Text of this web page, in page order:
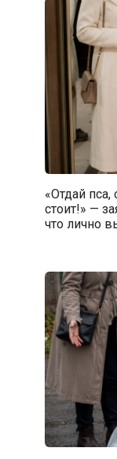
«Отдай пса,
стоит!» —
что лично